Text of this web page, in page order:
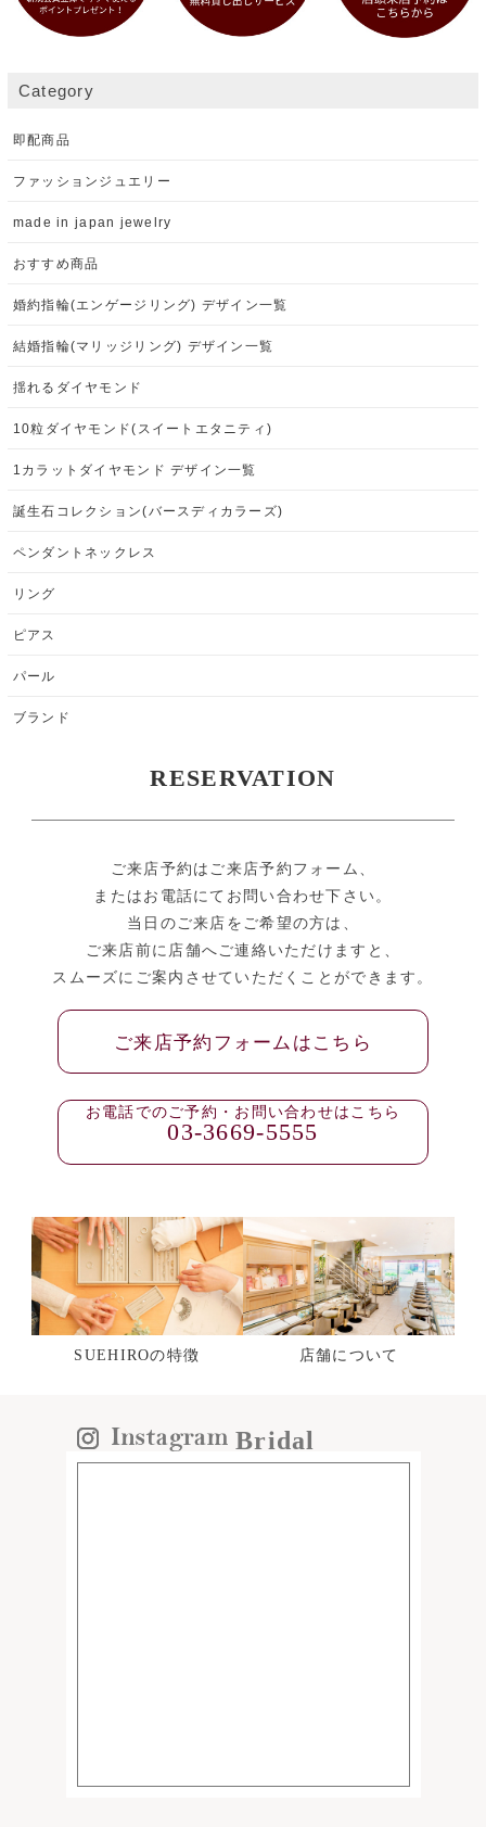
Category
即配商品
ファッションジュエリー
made in japan jewelry
おすすめ商品
婚約指輪(エンゲージリング) デザイン一覧
結婚指輪(マリッジリング) デザイン一覧
揺れるダイヤモンド
10粒ダイヤモンド(スイートエタニティ)
1カラットダイヤモンド デザイン一覧
誕生石コレクション(バースディカラーズ)
ペンダントネックレス
リング
ピアス
パール
ブランド
RESERVATION
ご来店予約はご来店予約フォーム、
またはお電話にてお問い合わせ下さい。
当日のご来店をご希望の方は、
ご来店前に店舗へご連絡いただけますと、
スムーズにご案内させていただくことができます。
ご来店予約フォームはこちら
お電話でのご予約・お問い合わせはこちら
03-3669-5555
SUEHIROの特徴 店舗について
Bridal